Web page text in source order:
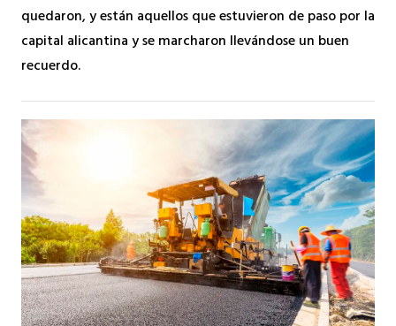
quedaron, y están aquellos que estuvieron de paso por la
capital alicantina y se marcharon llevándose un buen
recuerdo.